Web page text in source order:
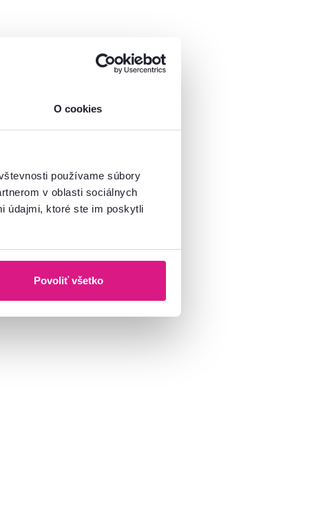
O cookies
používame súbory
v oblasti sociálnych
údajmi, ktoré ste im poskytli
Povoliť všetko